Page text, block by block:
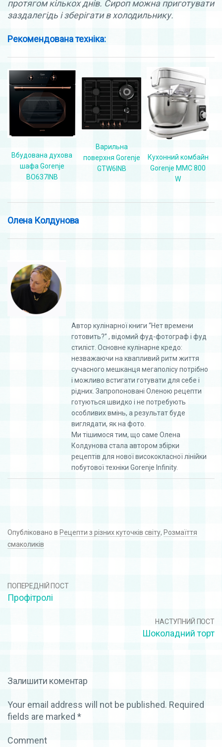
протягом кількох днів. Сироп можна приготувати
заздалегідь і зберігати в холодильнику.
Рекомендована техніка:
Вбудована духова
шафа Gorenje
BO637INB
Варильна
поверхня Gorenje
GTW6INB
Кухонний комбайн
Gorenje MMC 800
W
Олена Колдунова
Автор кулінарної книги “Нет времени
готовить?” , відомий фуд-фотограф і фуд
стиліст. Основне кулінарне кредо:
незважаючи на квапливий ритм життя
сучасного мешканця мегаполісу потрібно
і можливо встигати готувати для себе і
рідних. Запропоновані Оленою рецепти
готуються швидко і не потребують
особливих вмінь, а результат буде
виглядати, як на фото.
Ми тішимося тим, що саме Олена
Колдунова стала автором збірки
рецептів для нової висококласної лінійки
побутової техніки Gorenje Infinity.
Опубліковано в Рецепти з різних куточків світу, Розмаїття
смаколиків
ПОПЕРЕДНІЙ ПОСТ
Профітролі
НАСТУПНИЙ ПОСТ
Шоколадний торт
Залишити коментар
Your email address will not be published. Required
fields are marked *
Comment